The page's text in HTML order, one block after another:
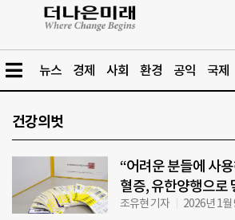
뉴스 경제 사회 환경 공익 국제
건강의벗
“어려운 분들에 사
혈증, 유한양행으로
조유현 기자 2026년 1월